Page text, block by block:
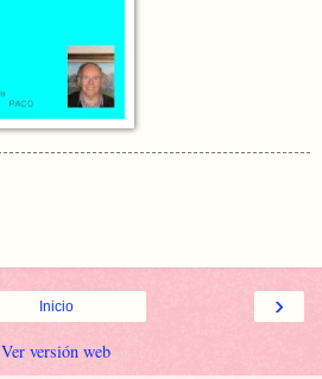
›
Inicio
Ver versión web